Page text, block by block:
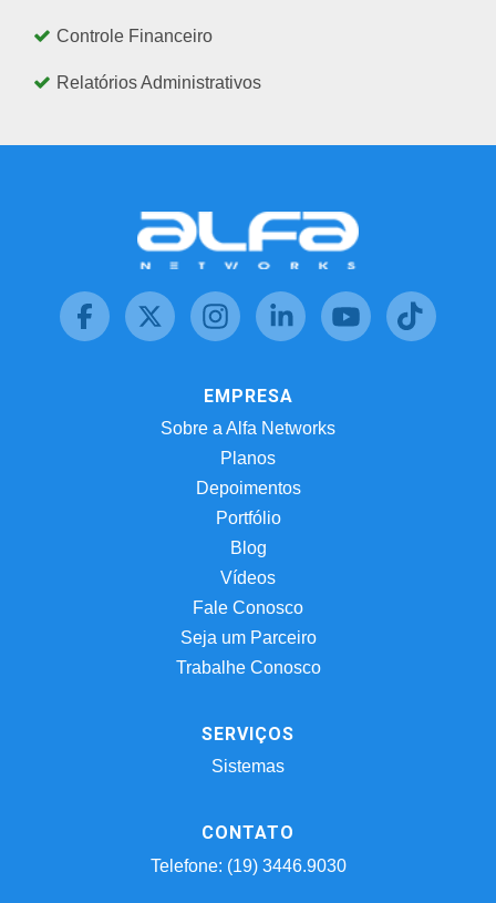
Controle Financeiro
Relatórios Administrativos
EMPRESA
Sobre a Alfa Networks
Planos
Depoimentos
Portfólio
Blog
Vídeos
Fale Conosco
Seja um Parceiro
Trabalhe Conosco
SERVIÇOS
Sistemas
CONTATO
Telefone: (19) 3446.9030